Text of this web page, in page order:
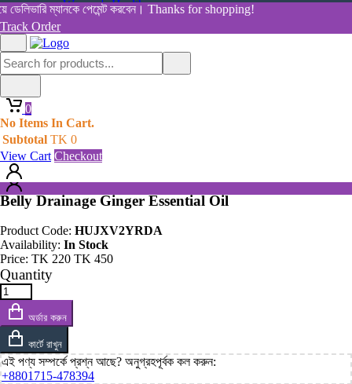
ম্যানকে পেমেন্ট করবেন। Thanks for shopping!
Track Order
0
No Items In Cart.
Subtotal TK 0
View Cart Checkout
Women's Health
View All Categories
Shop By Category
Home
0
No Items In Cart.
Subtotal TK0
View Cart
Belly Drainage Ginger Essential Oil
Belly Drainage Ginger Essential Oil
Product Code: HUJXV2YRDA
Availability: In Stock
Price: TK 220 TK 450
Quantity
অর্ডার করুন
কার্টে রাখুন
এই পণ্য সম্পর্কে প্রশ্ন আছে? অনুগ্রহপূর্বক কল করুন:
+8801715-478394